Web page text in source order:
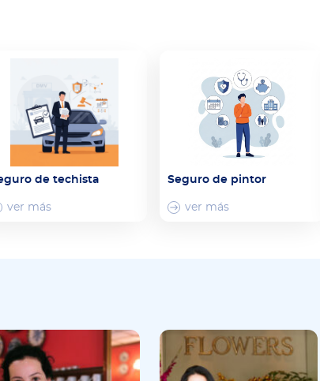
de techista
ver más
Seguro de pintor
ver más